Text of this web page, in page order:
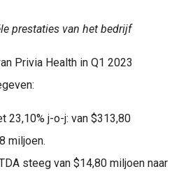
prestaties van het bedrijf
Privia Health in Q1 2023
23,10% j-o-j: van $313,80
miljoen.
steeg van $14,80 miljoen naar